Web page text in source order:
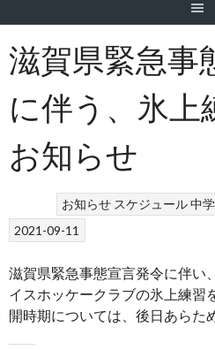
滋賀県緊急事
に伴う、氷上
お知らせ
お知らせ スケジュール中
2021-09-11
滋賀県緊急事態宣言発令に伴い
イスホッケークラブの氷上練習
開時期については、後日あらた